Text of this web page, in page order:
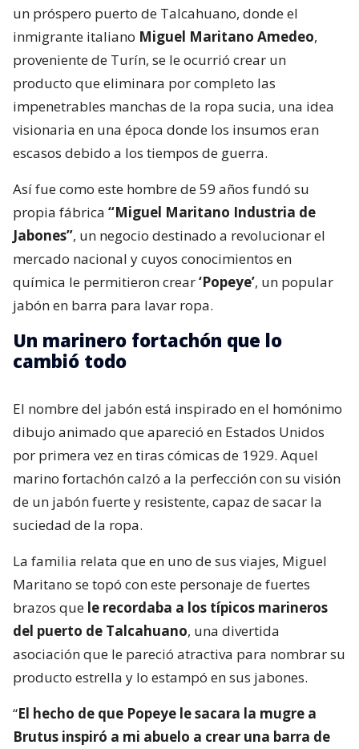
un próspero puerto de Talcahuano, donde el
inmigrante italiano Miguel Maritano Amedeo,
proveniente de Turín, se le ocurrió crear un
producto que eliminara por completo las
impenetrables manchas de la ropa sucia, una idea
visionaria en una época donde los insumos eran
escasos debido a los tiempos de guerra.
Así fue como este hombre de 59 años fundó su
propia fábrica “Miguel Maritano Industria de
Jabones”, un negocio destinado a revolucionar el
mercado nacional y cuyos conocimientos en
química le permitieron crear‘Popeye’, un popular
jabón en barra para lavar ropa.
Un marinero fortachón que lo
cambió todo
El nombre del jabón está inspirado en el homónimo
dibujo animado que apareció en Estados Unidos
por primera vez en tiras cómicas de 1929. Aquel
marino fortachón calzó a la perfección con su visión
de un jabón fuerte y resistente, capaz de sacar la
suciedad de la ropa.
La familia relata que en uno de sus viajes, Miguel
Maritano se topó con este personaje de fuertes
brazos que le recordaba a los típicos marineros
del puerto de Talcahuano, una divertida
asociación que le pareció atractiva para nombrar su
producto estrella y lo estampó en sus jabones.
“El hecho de que Popeye le sacara la mugre a
Brutus inspiró a mi abuelo a crear una barra de